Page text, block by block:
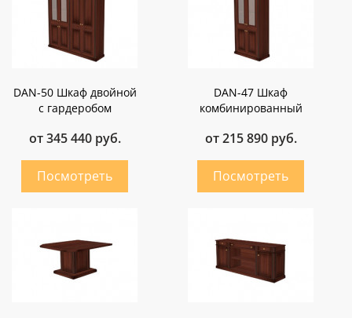
DAN-50 Шкаф двойной
с гардеробом
от 345 440 руб.
DAN-47 Шкаф
комбинированный
от 215 890 руб.